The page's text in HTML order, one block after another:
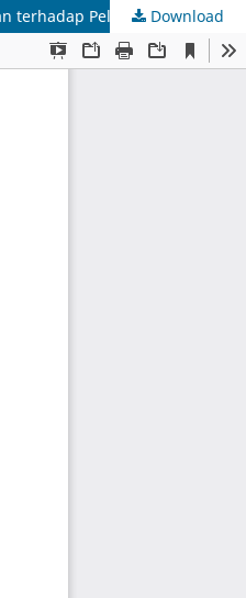
terhadap Pelayanan Publik
Download